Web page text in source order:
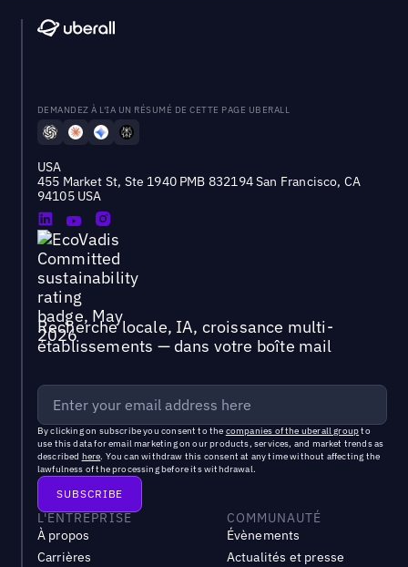
DEMANDEZ À L'IA UN RÉSUMÉ DE CETTE PAGE UBERALL
USA
455 Market St, Ste 1940 PMB 832194 San Francisco, CA
94105 USA
Recherche locale, IA, croissance multi-
établissements — dans votre boîte mail
By clicking on subscribe you consent to the companies of the uberall groupto
use this data for email marketing on our products, services, and market trends as
described here. You can withdraw this consent at any time without affecting the
lawfulness of the processing before its withdrawal.
L'ENTREPRISE
À propos
Carrières
COMMUNAUTÉ
Évènements
Actualités et presse